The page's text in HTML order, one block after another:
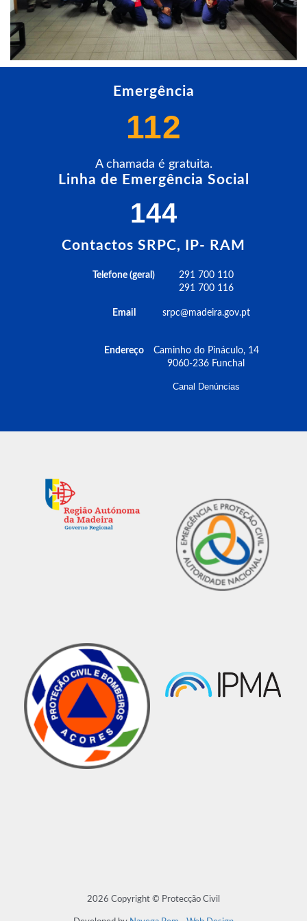
Emergência
112
A chamada é gratuita.
Linha de Emergência Social
144
Contactos SRPC, IP- RAM
Telefone (geral)
Email
Endereço
291 700 110
291 700 116
srpc@madeira.gov.pt
Caminho do Pináculo, 14
9060-236 Funchal
Canal Denúncias
2026 Copyright © Protecção Civil